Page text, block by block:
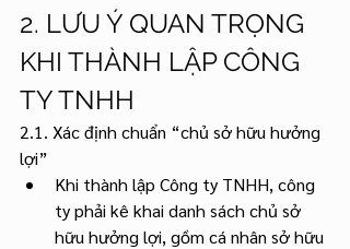
2. LƯU Ý QUAN TRỌNG
KHI THÀNH LẬP CÔNG
TY TNHH
2.1. Xác định chuẩn “chủ sở hữu hưởng
lợi”
Khi thành lập Công ty TNHH, công
ty phải kê khai danh sách chủ sở
hữu hưởng lợi, gồm cá nhân sở hữu